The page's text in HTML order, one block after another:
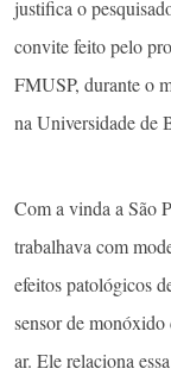
justifica o
convite feito pelo
FMUSP, durante o
na Universidade de
Com a vinda a São
trabalhava com
efeitos patológicos
sensor de monóxido
ar. Ele relaciona